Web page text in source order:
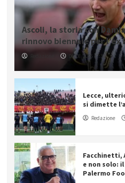
Ascoli, la storia con
rinnovo biennale per l’ex
06/08/2026 17:37
Lecce,
si dimette
Redazione
Facchinetti,
e non solo:
Palermo